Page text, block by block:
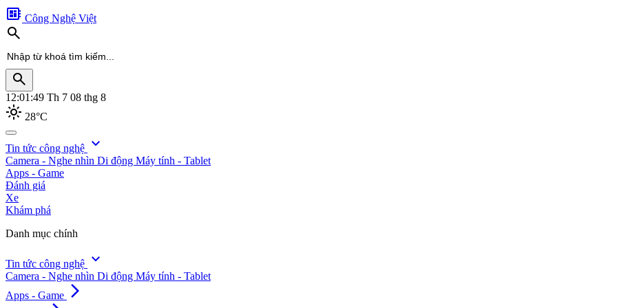
developer_board Công Nghệ Việt
search
search
12:01:50 Th 7 08 thg 8
light_mode 28°C
search
Tin tức công nghệ expand_more
Camera - Nghe nhìn Di động Máy tính - Tablet
Apps - Game
Đánh giá
Xe
Khám phá
Danh mục chính
Tin tức công nghệ expand_more
Camera - Nghe nhìn Di động Máy tính - Tablet
Apps - Game arrow_forward_ios